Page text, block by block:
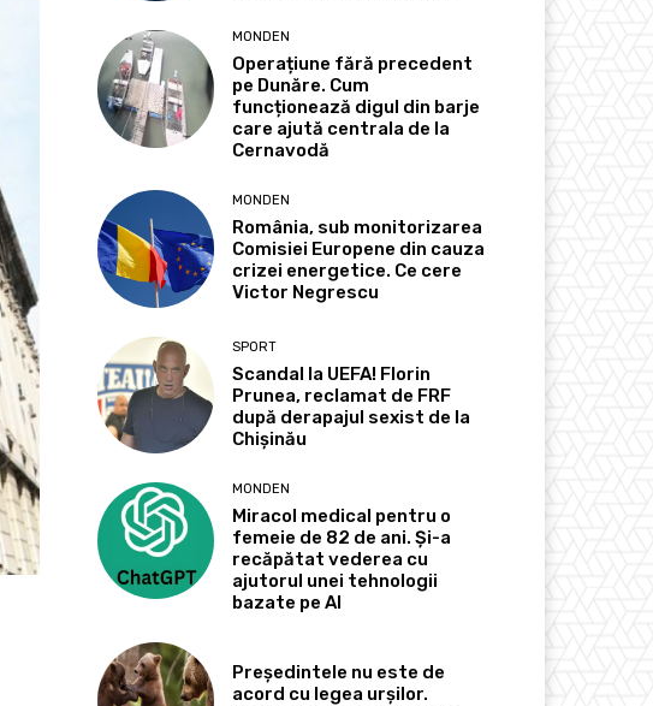
MONDEN
Operațiune fără precedent
pe Dunăre. Cum
funcționează digul din barje
care ajută centrala de la
Cernavodă
MONDEN
România, sub monitorizarea
Comisiei Europene din cauza
crizei energetice. Ce cere
Victor Negrescu
SPORT
Scandal la UEFA! Florin
Prunea, reclamat de FRF
după derapajul sexist de la
Chișinău
MONDEN
Miracol medical pentru o
femeie de 82 de ani. Și-a
recăpătat vederea cu
ajutorul unei tehnologii
bazate pe AI
Președintele nu este de
acord cu legea urșilor.